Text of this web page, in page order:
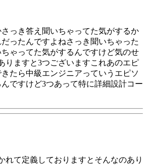
っき答え聞いちゃってた気がするか
ったんですよねさっき聞いちゃった
ゃってた気がするんですけど気のせ
りますと3つございますこれあのエピ
たら中級エンジニアっていうエピソ
ですけど3つあって特に詳細設計コー
れて定義しておりますとそんなのあり